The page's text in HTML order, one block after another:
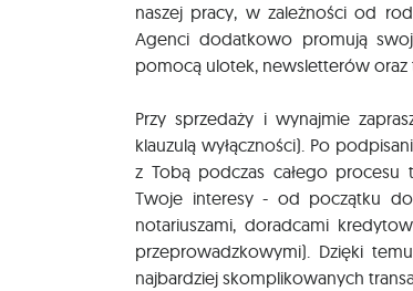
naszej pracy, w zależności od
Agenci dodatkowo promują
pomocą ulotek, newsletterów
Przy sprzedaży i wynajmie
klauzulą wyłączności). Po
z Tobą podczas całego procesu
Twoje interesy - od początku do
notariuszami, doradcami
przeprowadzkowymi). Dzięki
najbardziej skomplikowanych